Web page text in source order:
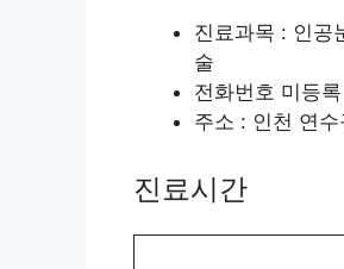
진료과목 : 인공
술
전화번호 미등록
주소 : 인천 연
진료시간